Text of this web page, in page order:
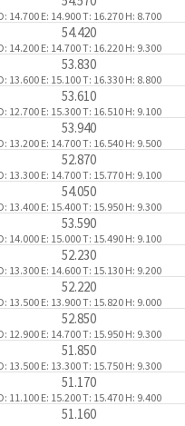
14.700 E: 14.900T: 16.270 H: 8.700
54.420
14.200 E: 14.700T: 16.220 H: 9.300
53.830
13.600 E: 15.100T: 16.330 H: 8.800
53.610
12.700 E: 15.300T: 16.510 H: 9.100
53.940
13.200 E: 14.700T: 16.540 H: 9.500
52.870
13.300 E: 14.700T: 15.770 H: 9.100
54.050
13.400 E: 15.400T: 15.950 H: 9.300
53.590
14.000 E: 15.000T: 15.490 H: 9.100
52.230
13.300 E: 14.600T: 15.130 H: 9.200
52.220
13.500 E: 13.900T: 15.820 H: 9.000
52.850
12.900 E: 14.700T: 15.950 H: 9.300
51.850
13.500 E: 13.300T: 15.750 H: 9.300
51.170
11.100 E: 15.200T: 15.470 H: 9.400
51.160